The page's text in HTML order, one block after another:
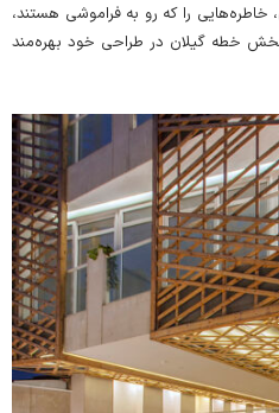
خاطره‌هایی را که رو به فراموشی هستند،
خطه گیلان در طراحی خود بهره‌مند